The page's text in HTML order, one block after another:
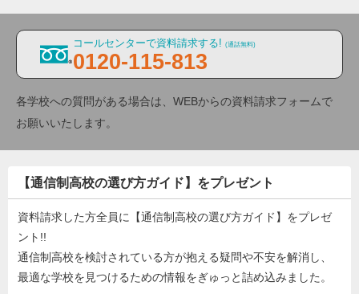
コールセンターで資料請求する! (通話無料)
0120-115-813
各学校への質問がある場合は、WEBからの資料請求フォームで
お願いいたします。
【通信制高校の選び方ガイド】をプレゼント
資料請求した方全員に【通信制高校の選び方ガイド】をプレゼ
ント!!
通信制高校を検討されている方が抱える疑問や不安を解消し、
最適な学校を見つけるための情報をぎゅっと詰め込みました。